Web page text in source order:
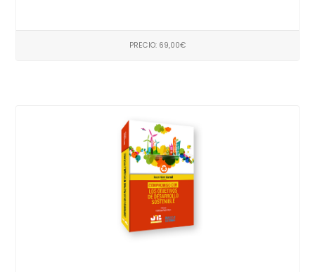
PRECIO: 69,00€